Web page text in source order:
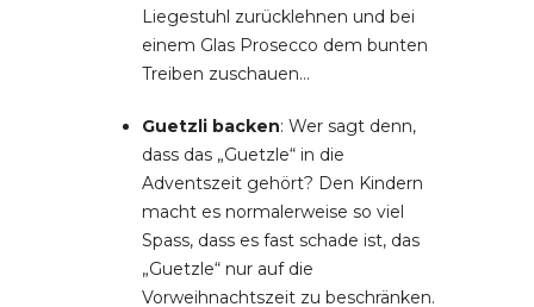
Liegestuhl zurücklehnen und bei
einem Glas Prosecco dem bunten
Treiben zuschauen…
Guetzli backen: Wer sagt denn,
dass das „Guetzle“ in die
Adventszeit gehört? Den Kindern
macht es normalerweise so viel
Spass, dass es fast schade ist, das
„Guetzle“ nur auf die
Vorweihnachtszeit zu beschränken.